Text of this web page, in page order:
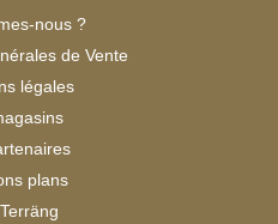
nous ?
de Vente
légales
plans